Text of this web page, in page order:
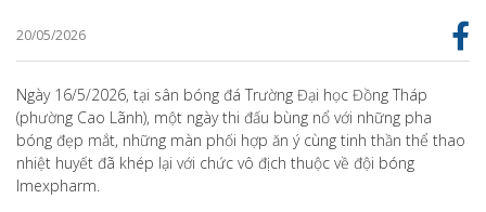
20/05/2026
Ngày 16/5/2026, tại sân bóng đá Trường Đại học Đồng Tháp
(phường Cao Lãnh), một ngày thi đấu bùng nổ với những pha
bóng đẹp mắt, những màn phối hợp ăn ý cùng tinh thần thể thao
nhiệt huyết đã khép lại với chức vô địch thuộc về đội bóng
Imexpharm.